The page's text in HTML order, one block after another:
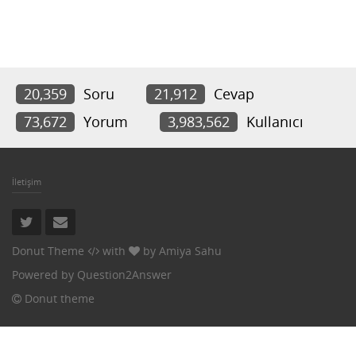
20,359 Soru 21,912
Cevap
73,672
Yorum 3,983,562 Kullanıcı
İletişim
Donut Theme with by Amiya Sahu
Powered by Question2Answer
Donut theme